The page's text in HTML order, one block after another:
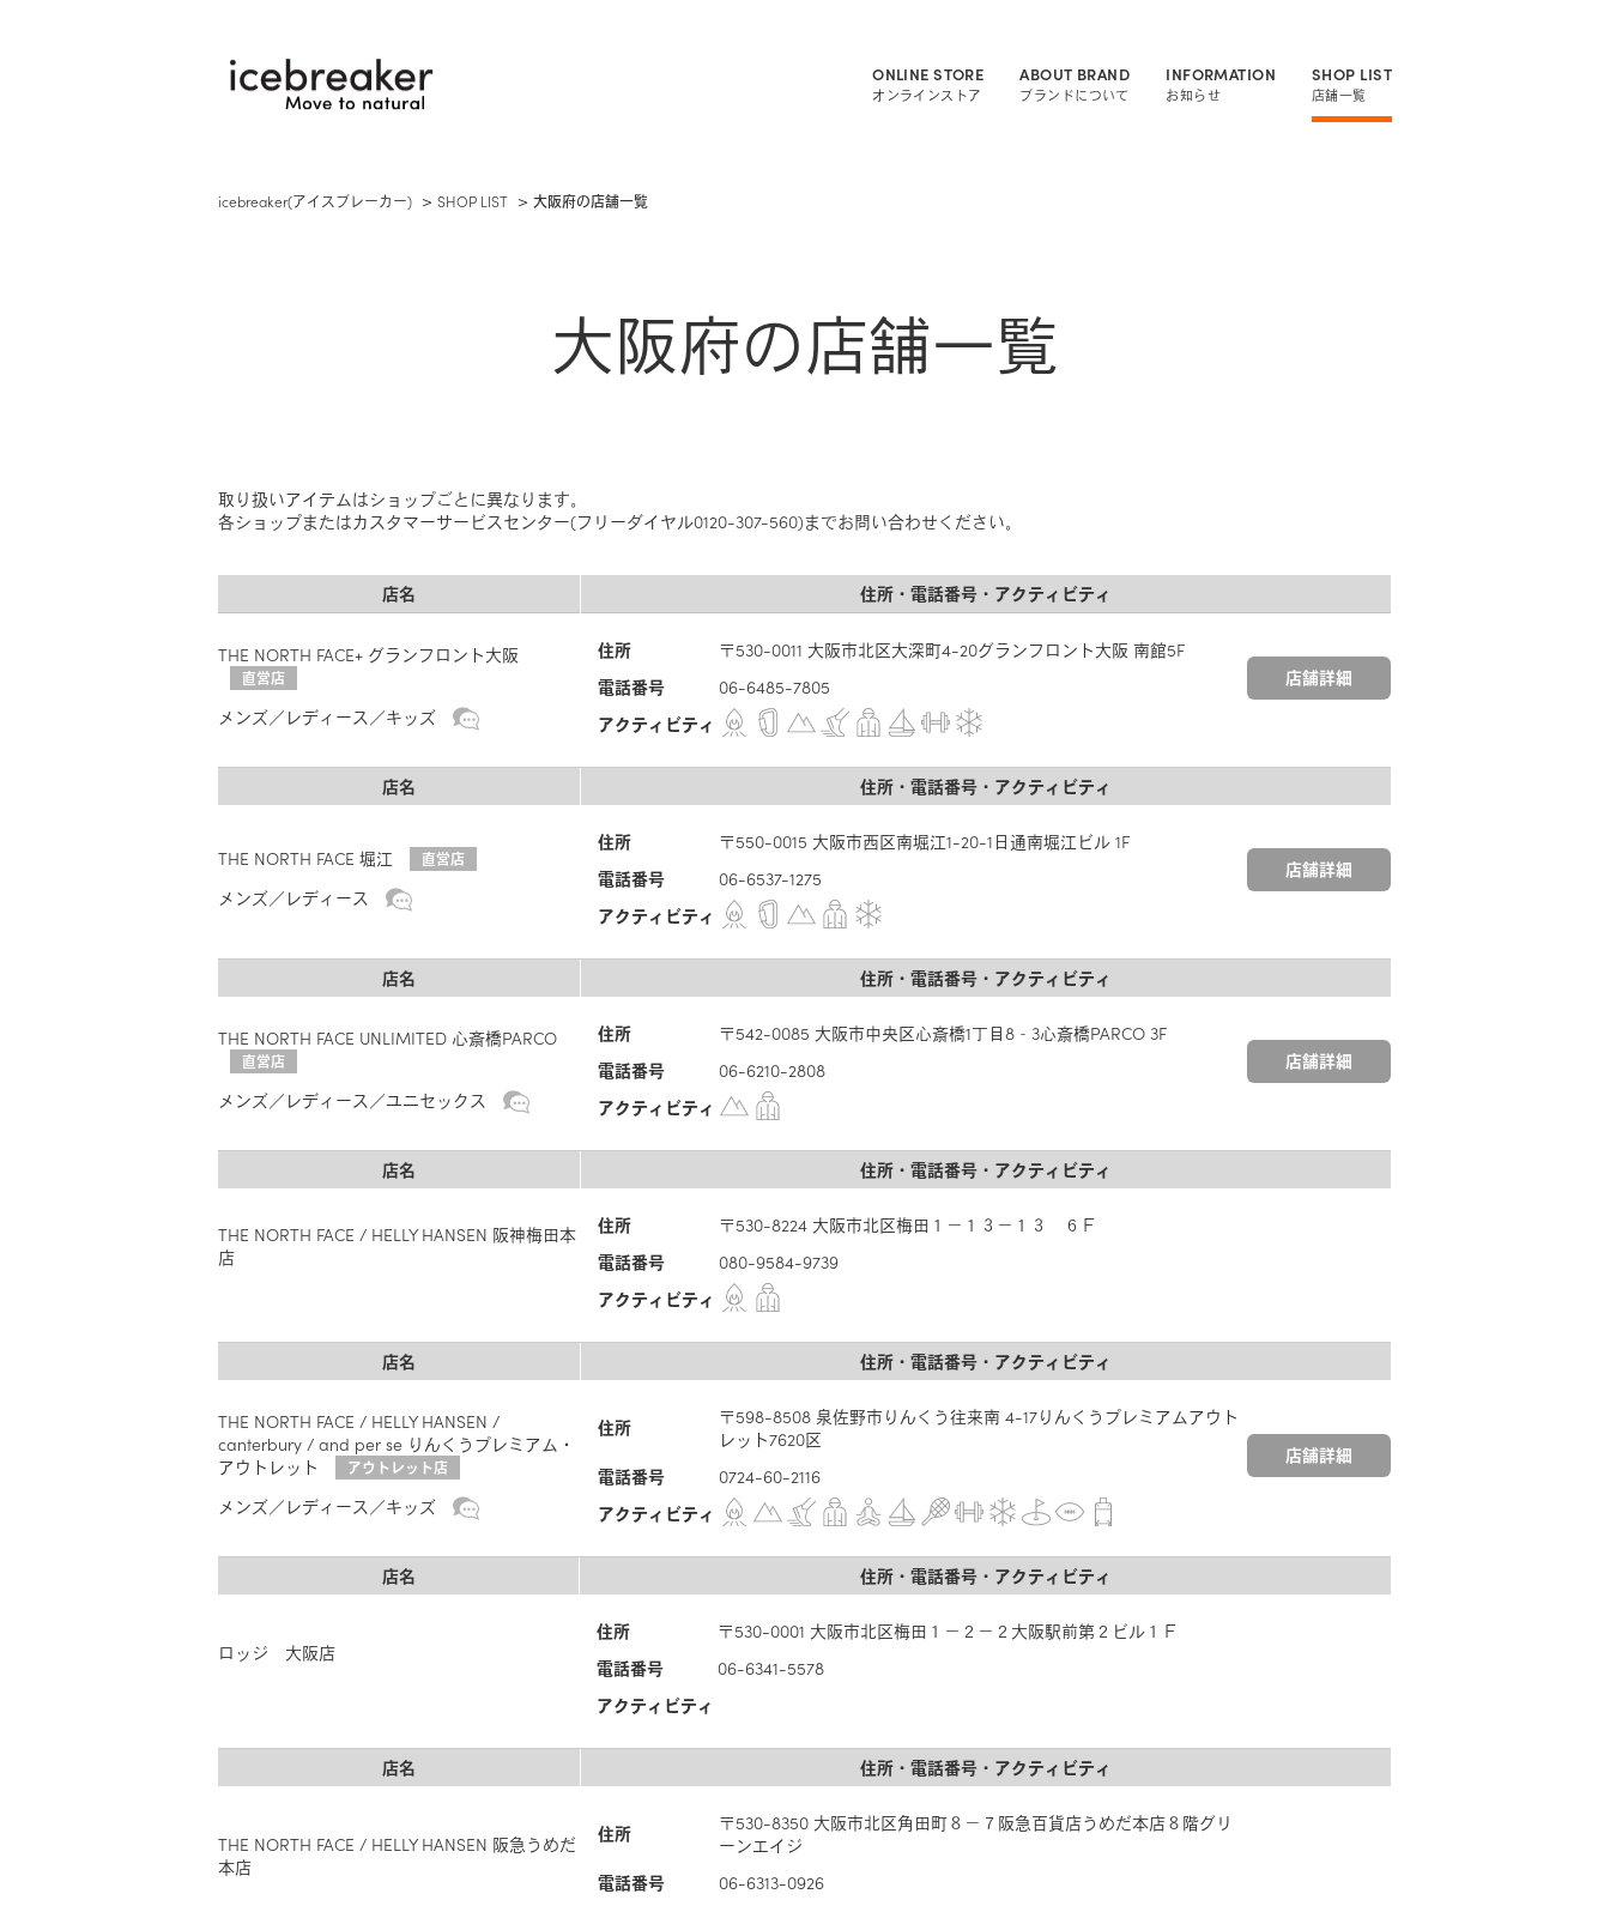
ONLINE STORE
オンラインストア
ABOUT BRAND
ブランドについて
INFORMATION
お知らせ
SHOP LIST
店舗一覧
icebreaker(アイスブレーカー) SHOP LIST 大阪府の店舗一覧
大阪府の店舗一覧
取り扱いアイテムはショップごとに異なります。
各ショップまたはカスタマーサービスセンター(フリーダイヤル0120-307-560)までお問い合わせください。
店名 住所・電話番号・アクティビティ
THE NORTH FACE+ グランフロント大阪
直営店
メンズ レディース キッズ
住所
〒530-0011 大阪市北区大深町4-20グランフロント大阪 南館5F
電話番号
06-6485-7805
アクティビティ
店舗詳細
店名 住所・電話番号・アクティビティ
THE NORTH FACE 堀江 直営店
メンズ レディース
住所
〒550-0015 大阪市西区南堀江1-20-1日通南堀江ビル 1F
電話番号
06-6537-1275
アクティビティ
店舗詳細
店名 住所・電話番号・アクティビティ
THE NORTH FACE UNLIMITED 心斎橋PARCO
直営店
メンズ レディース ユニセックス
住所
〒542-0085 大阪市中央区心斎橋1丁目8‐3心斎橋PARCO 3F
電話番号
06-6210-2808
アクティビティ
店舗詳細
店名 住所・電話番号・アクティビティ
THE NORTH FACE / HELLY HANSEN 阪神梅田本
店
住所
〒530-8224 大阪市北区梅田１－１３－１３ ６Ｆ
電話番号
080-9584-9739
アクティビティ
店名 住所・電話番号・アクティビティ
THE NORTH FACE / HELLY HANSEN /
canterbury / and per se りんくうプレミアム・
アウトレット
アウトレット店
メンズ レディース キッズ
住所
〒598-8508 泉佐野市りんくう往来南 4-17りんくうプレミアムアウト
レット7620区
電話番号
0724-60-2116
アクティビティ
店舗詳細
店名 住所・電話番号・アクティビティ
ロッジ 大阪店
住所
〒530-0001 大阪市北区梅田１－２－２大阪駅前第２ビル１Ｆ
電話番号
06-6341-5578
アクティビティ
店名 住所・電話番号・アクティビティ
THE NORTH FACE / HELLY HANSEN 阪急うめだ
本店
住所
〒530-8350 大阪市北区角田町８－７阪急百貨店うめだ本店８階グリ
ーンエイジ
電話番号
06-6313-0926